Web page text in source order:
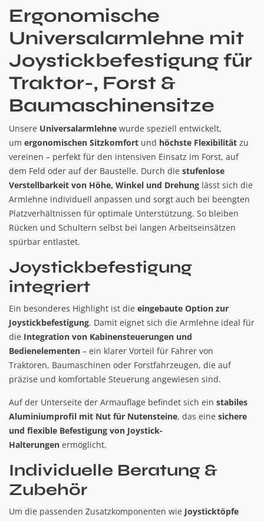
Ergonomische
Universalarmlehne mit
Joystickbefestigung für
Traktor-, Forst &
Baumaschinensitze
Unsere Universalarmlehne wurde speziell entwickelt,
um ergonomischen Sitzkomfort und höchste Flexibilität zu
vereinen – perfekt für den intensiven Einsatz im Forst, auf
dem Feld oder auf der Baustelle. Durch die stufenlose
Verstellbarkeit von Höhe, Winkel und Drehung lässt sich die
Armlehne individuell anpassen und sorgt auch bei beengten
Platzverhältnissen für optimale Unterstützung. So bleiben
Rücken und Schultern selbst bei langen Arbeitseinsätzen
spürbar entlastet.
Joystickbefestigung
integriert
Ein besonderes Highlight ist die eingebaute Option zur
Joystickbefestigung. Damit eignet sich die Armlehne ideal für
die Integration von Kabinensteuerungen und
Bedienelementen – ein klarer Vorteil für Fahrer von
Traktoren, Baumaschinen oder Forstfahrzeugen, die auf
präzise und komfortable Steuerung angewiesen sind.
Auf der Unterseite der Armauflage befindet sich ein stabiles
Aluminiumprofil mit Nut für Nutensteine, das eine sichere
und flexible Befestigung von Joystick-
Halterungen ermöglicht.
Individuelle Beratung &
Zubehör
Um die passenden Zusatzkomponenten wie Joysticktöpfe